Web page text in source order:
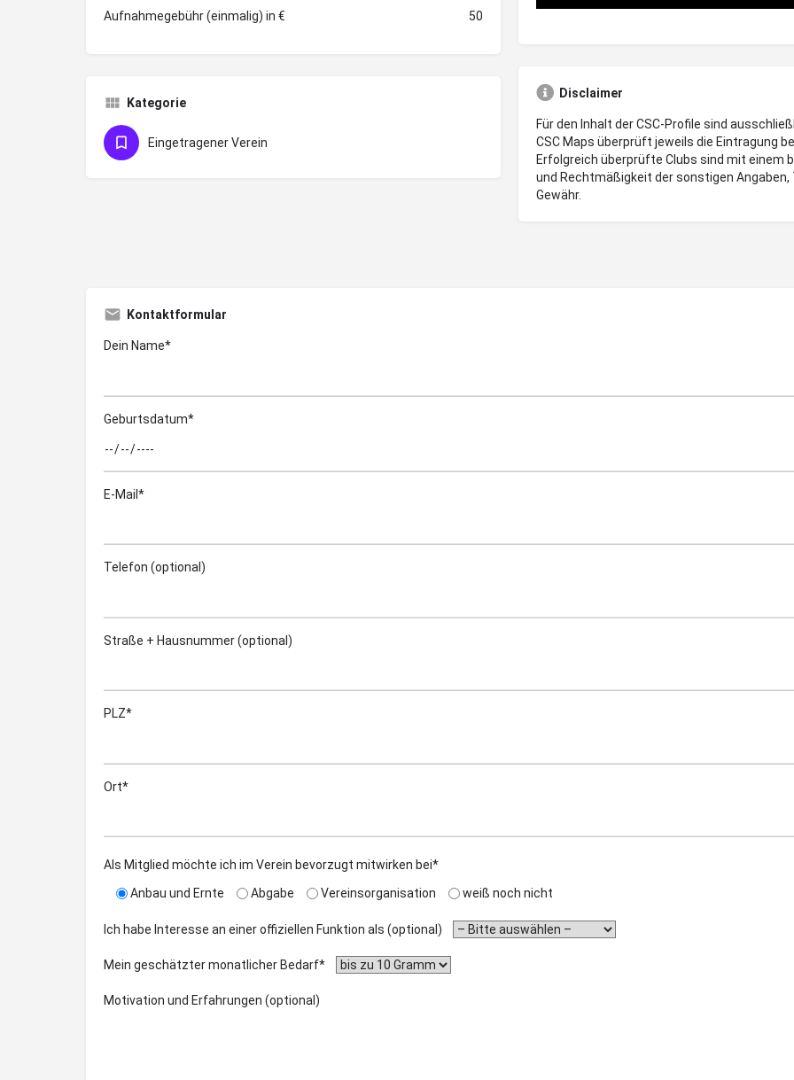
Aufnahmegebühr (einmalig) in € 50
Kategorie
Eingetragener Verein
Disclaimer
Für den Inhalt der CSC-Profile sind
CSC Maps überprüft jeweils die Eintragung
Erfolgreich überprüfte Clubs sind mit einem
und Rechtmäßigkeit der sonstigen
Gewähr.
Kontaktformular
Dein Name*
Geburtsdatum*
E-Mail*
Telefon (optional)
Straße + Hausnummer (optional)
PLZ*
Ort*
Als Mitglied möchte ich im Verein bevorzugt mitwirken bei*
Anbau und Ernte
Abgabe Vereinsorganisation weiß noch nicht
Ich habe Interesse an einer offiziellen Funktion als (optional)
Mein geschätzter monatlicher Bedarf*
Motivation und Erfahrungen (optional)